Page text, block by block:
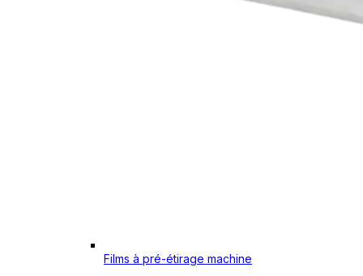
Films à pré-étirage machine